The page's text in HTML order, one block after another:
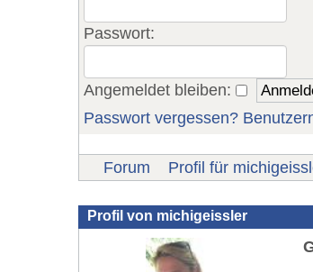
Passwort:
Angemeldet bleiben:
Passwort vergessen?
Forum Profil für
Profil von michigeissler